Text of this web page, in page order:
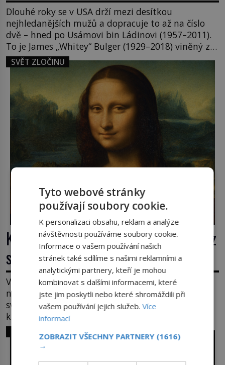
Dlouhé roky se v USA drží mezi desítkou
nejhledanějších mužů a dopracuje to až na číslo
dvě – hned po Usámovi bin Ládinovi (1957–2011).
To je James „Whitey“ Bulger (1929–2018) viněný ze
spoluúčasti na 19 vraždách, vydírání a lichvy. A
samozřejmě, krom toho je ještě drogový dealer,
který neváhá odstranit z cesty všechny práskače,
zatímco […]
SVĚT ZLOČINU
Krádež Mony Lisy: Nejslavnější obraz
světa zůstane dva roky nezvěstný
V pondělí 21. srpna 1911 visí v pařížském Louvru
na zdi prázdné háky. Obraz, který dnes zná celý
svět, je pryč. Zpočátku si nikdo nemyslí, že jde o
krádež. Zaměstnanci jsou přesvědčeni, že Mona
Lisa je jen v restaurátorské dílně nebo u fotografa.
Když se ukáže pravda, propukne jeden z největších
honů na zloděje v […]
SVĚT ZLOČINU
Tyto webové stránky
používají soubory cookie.
K personalizaci obsahu, reklam a analýze
návštěvnosti používáme soubory cookie.
Informace o vašem používání našich
stránek také sdílíme s našimi reklamními a
analytickými partnery, kteří je mohou
kombinovat s dalšími informacemi, které
jste jim poskytli nebo které shromáždili při
vašem používání jejich služeb.Více
informací
ZOBRAZIT VŠECHNY PARTNERY (1616)
→